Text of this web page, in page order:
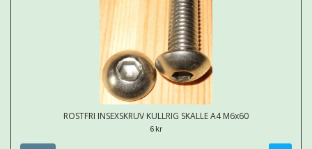
ROSTFRI INSEXSKRUV KULLRIG SKALLE A4 M6x60
6 kr